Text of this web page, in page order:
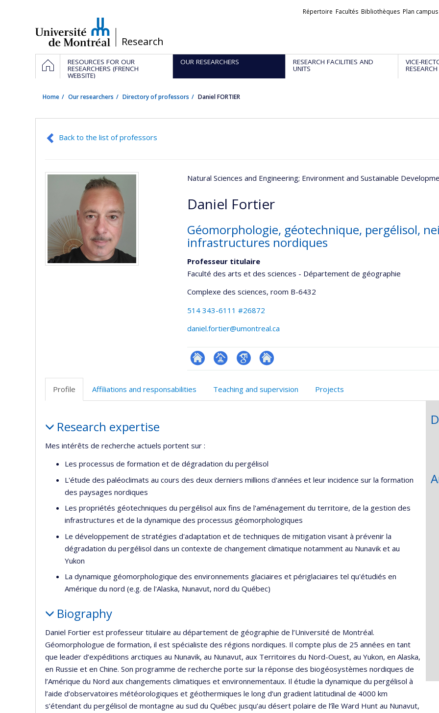
/Research
Liens
Répertoire Facultés Bibliothèques Plan campus
Navigation
principale
HOMERESOURCES FOR OUR
RESEARCHERS (FRENCH
WEBSITE)
OUR RESEARCHERS RESEARCH FACILITIES AND
UNITS
VICE-
RESEARCH
Home Our researchers Directory of professors Daniel FORTIER
Back to the list of professors
Natural Sciences and Engineering; Environment and Sustainable
Daniel Fortier
Géomorphologie, géotechnique, pergélisol,
infrastructures nordiques
Professeur titulaire
Faculté des arts et des sciences - Département de géographie
Complexe des sciences, room B-6432
514 343-6111 #26872
daniel.fortier@umontreal.ca
ResearchGate
Page
(faculté,département,école)
GoogleAutre
web
Profile Affiliations and responsabilities Teaching and supervision Projects
Research expertise
Mes intérêts de recherche actuels portent sur :
Les processus de formation et de dégradation du pergélisol
L'étude des paléoclimats au cours des deux derniers millions d'années et leur incidence sur la formation
des paysages nordiques
Les propriétés géotechniques du pergélisol aux fins de l'aménagement du territoire, de la gestion des
infrastructures et de la dynamique des processus géomorphologiques
Le développement de stratégies d'adaptation et de techniques de mitigation visant à prévenir la
dégradation du pergélisol dans un contexte de changement climatique notamment au Nunavik et au
Yukon
La dynamique géomorphologique des environnements glaciaires et périglaciaires tel qu'étudiés en
Amérique du nord (e.g. de l'Alaska, Nunavut, nord du Québec)
Biography
Daniel Fortier est professeur titulaire au département de géographie de l’Université de Montréal.
Géomorphologue de formation, il est spécialiste des régions nordiques. Il compte plus de 25 années en tant
que leader d’expéditions arctiques au Nunavik, au Nunavut, aux Territoires du Nord-Ouest, au Yukon, en Alaska,
en Russie et en Chine. Son programme de recherche porte sur la réponse des biogéosystèmes nordiques de
l’Amérique du Nord aux changements climatiques et environnementaux. Il étudie la dynamique du pergélisol à
l’aide d’observatoires météorologiques et géothermiques le long d’un gradient latitudinal de 4000 km
s’étendant du pergélisol de montagne au sud du Québec jusqu’au désert polaire de l’île Ward Hunt au Nunavut,